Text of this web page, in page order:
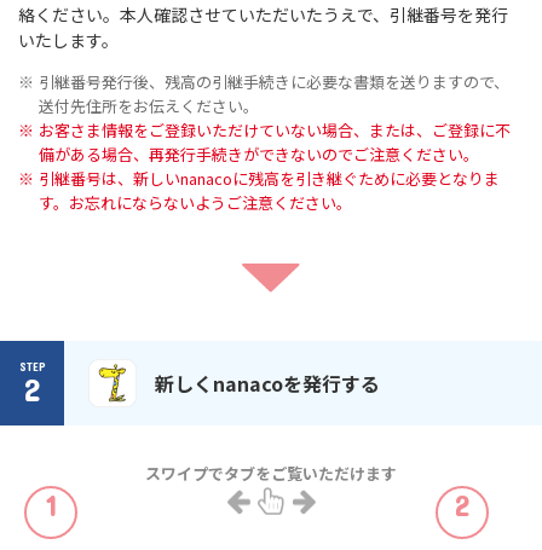
絡ください。本人確認させていただいたうえで、引継番号を発行
いたします。
引継番号発行後、残高の引継手続きに必要な書類を送りますので、
送付先住所をお伝えください。
お客さま情報をご登録いただけていない場合、または、ご登録に不
備がある場合、再発行手続きができないのでご注意ください。
引継番号は、新しいnanacoに残高を引き継ぐために必要となりま
す。お忘れにならないようご注意ください。
STEP
2 新しくnanacoを発行する
スワイプでタブをご覧いただけます
1 2